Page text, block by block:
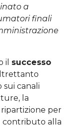
a
finali
il successo
sui canali
la
per
contributo alla